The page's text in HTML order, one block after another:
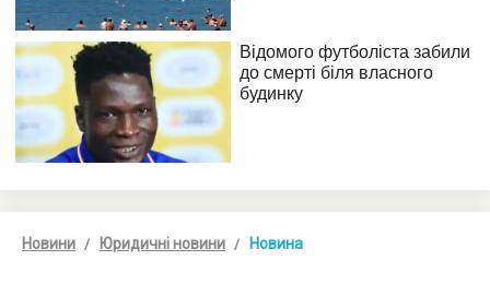
Новини Юридичні новини Новина